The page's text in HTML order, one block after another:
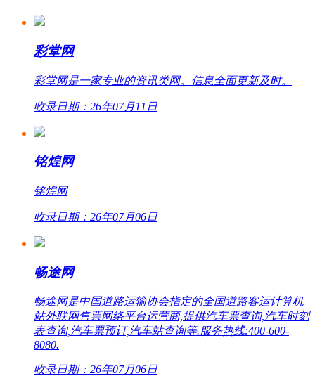
彩堂网
彩堂网是一家专业的资讯类网。信息全面更新及时。
收录日期：26年07月11日
铭煌网
铭煌网
收录日期：26年07月06日
畅途网
畅途网是中国道路运输协会指定的全国道路客运计算机
站外联网售票网络平台运营商,提供汽车票查询,汽车时刻
表查询,汽车票预订,汽车站查询等.服务热线:400-600-
8080.
收录日期：26年07月06日